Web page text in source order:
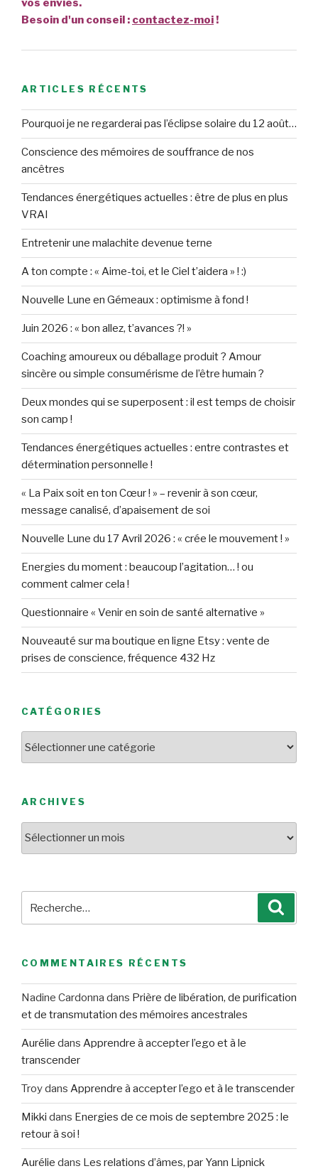
vos envies.
Besoin d'un conseil : contactez-moi!
ARTICLES RÉCENTS
Pourquoi je ne regarderai pas l’éclipse solaire du 12 août…
Conscience des mémoires de souffrance de nos
ancêtres
Tendances énergétiques actuelles : être de plus en plus
VRAI
Entretenir une malachite devenue terne
A ton compte : « Aime-toi, et le Ciel t’aidera » ! :)
Nouvelle Lune en Gémeaux : optimisme à fond !
Juin 2026 : « bon allez, t’avances ?! »
Coaching amoureux ou déballage produit ? Amour
sincère ou simple consumérisme de l’être humain ?
Deux mondes qui se superposent : il est temps de choisir
son camp !
Tendances énergétiques actuelles : entre contrastes et
détermination personnelle !
« La Paix soit en ton Cœur ! » – revenir à son cœur,
message canalisé, d’apaisement de soi
Nouvelle Lune du 17 Avril 2026 : « crée le mouvement ! »
Energies du moment : beaucoup l’agitation… ! ou
comment calmer cela !
Questionnaire « Venir en soin de santé alternative »
Nouveauté sur ma boutique en ligne Etsy : vente de
prises de conscience, fréquence 432 Hz
CATÉGORIES
ARCHIVES
pour
COMMENTAIRES RÉCENTS
Nadine Cardonna dans Prière de libération, de purification
et de transmutation des mémoires ancestrales
Aurélie dans Apprendre à accepter l’ego et à le
transcender
Troydans Apprendre à accepter l’ego et à le transcender
Mikki dans Energies de ce mois de septembre 2025 : le
retour à soi !
Aurélie dans Les relations d’âmes, par Yann Lipnick